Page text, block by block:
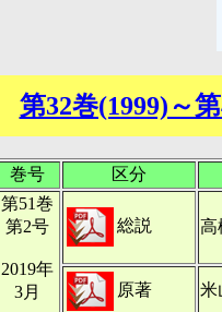
第32巻(1999)～
巻号 区分
第51巻
第2号
2019年
3月
総説
原著 米